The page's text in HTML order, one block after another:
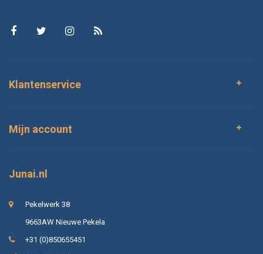
Klantenservice
Mijn account
Junai.nl
Pekelwerk 38
9663AW Nieuwe Pekela
+31 (0)850655451